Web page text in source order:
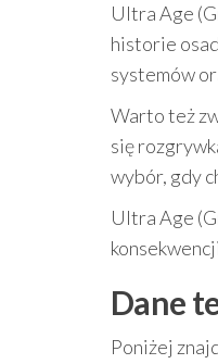
Ultra Age
historie
systemów
Warto też
się
wybór, gdy
Ultra Age
Dane
Poniżej